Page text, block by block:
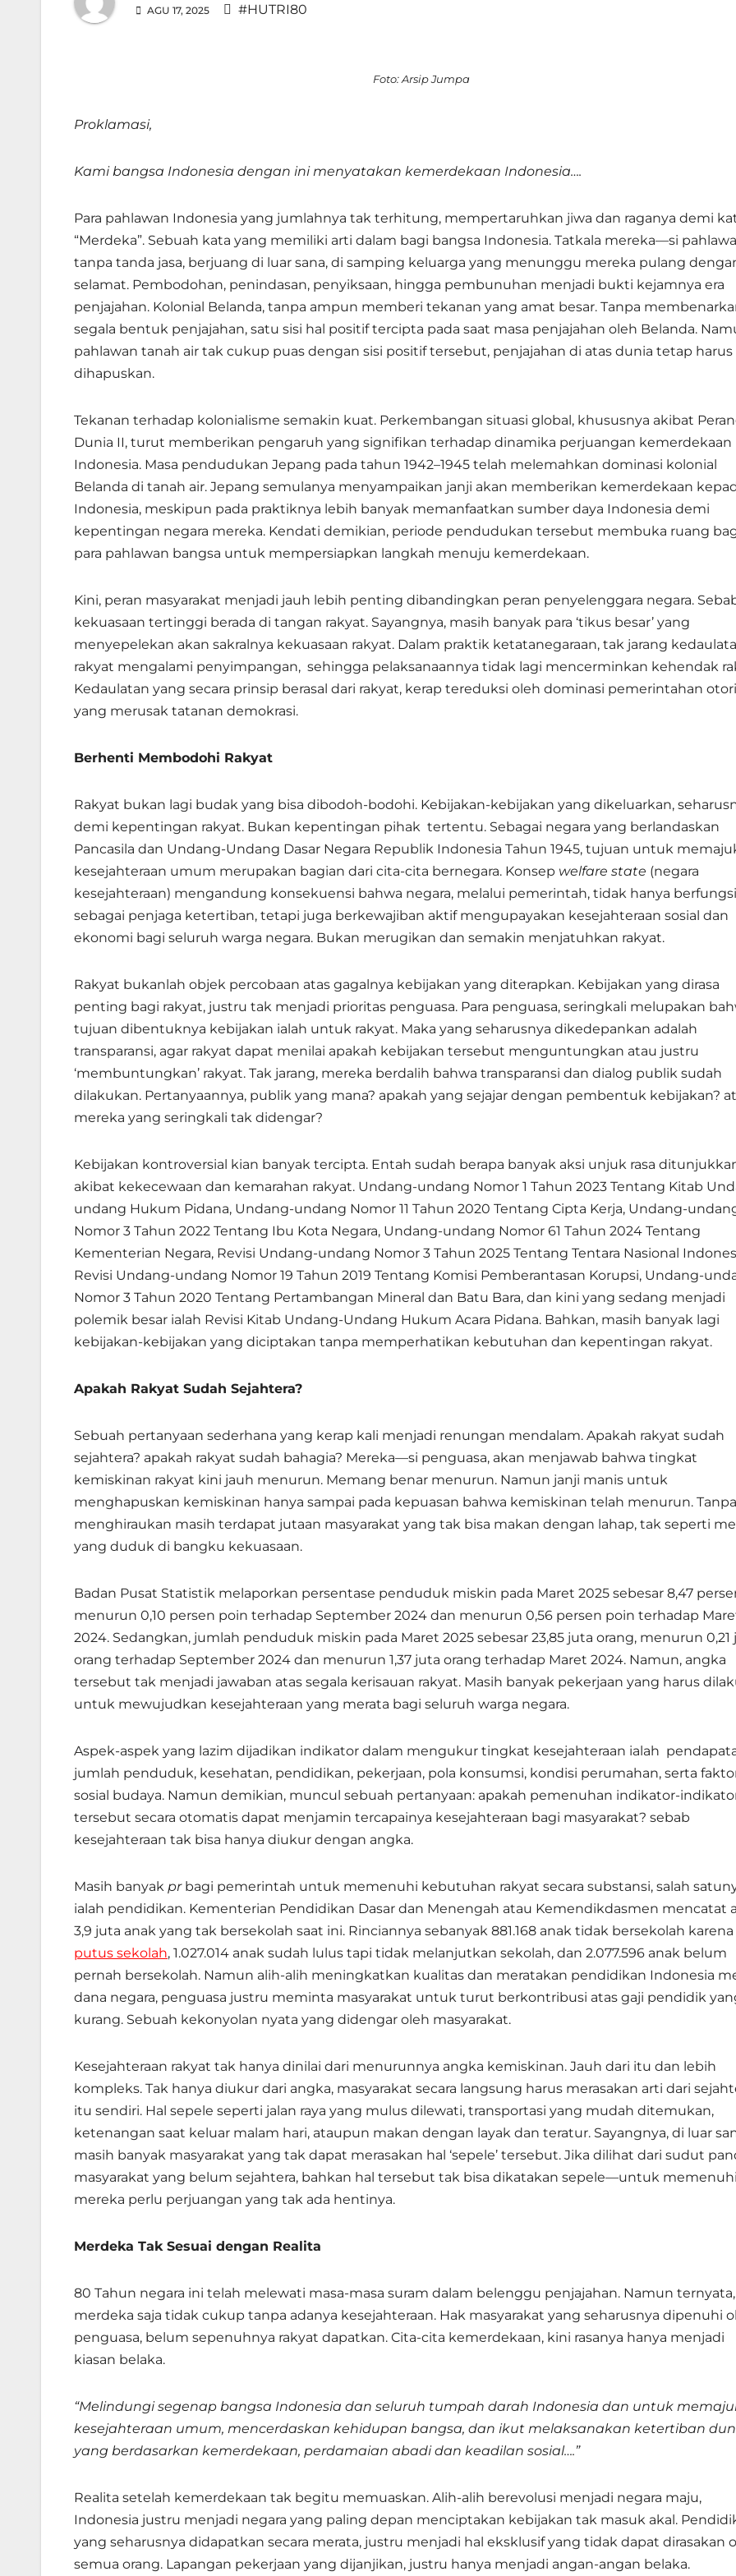
AGU 17, 2025 #HUTRI80
Foto: Arsip Jumpa
Proklamasi,
Kami bangsa Indonesia dengan ini menyatakan kemerdekaan Indonesia….
Para pahlawan Indonesia yang jumlahnya tak terhitung, mempertaruhkan jiwa dan raganya demi
“Merdeka”. Sebuah kata yang memiliki arti dalam bagi bangsa Indonesia. Tatkala mereka—si
tanpa tanda jasa, berjuang di luar sana, di samping keluarga yang menunggu mereka pulang
selamat. Pembodohan, penindasan, penyiksaan, hingga pembunuhan menjadi bukti kejamnya era
penjajahan. Kolonial Belanda, tanpa ampun memberi tekanan yang amat besar. Tanpa
segala bentuk penjajahan, satu sisi hal positif tercipta pada saat masa penjajahan oleh Belanda.
pahlawan tanah air tak cukup puas dengan sisi positif tersebut, penjajahan di atas dunia tetap harus
dihapuskan.
Tekanan terhadap kolonialisme semakin kuat. Perkembangan situasi global, khususnya akibat
Dunia II, turut memberikan pengaruh yang signifikan terhadap dinamika perjuangan kemerdekaan
Indonesia. Masa pendudukan Jepang pada tahun 1942–1945 telah melemahkan dominasi kolonial
Belanda di tanah air. Jepang semulanya menyampaikan janji akan memberikan kemerdekaan
Indonesia, meskipun pada praktiknya lebih banyak memanfaatkan sumber daya Indonesia demi
kepentingan negara mereka. Kendati demikian, periode pendudukan tersebut membuka ruang
para pahlawan bangsa untuk mempersiapkan langkah menuju kemerdekaan.
Kini, peran masyarakat menjadi jauh lebih penting dibandingkan peran penyelenggara negara.
kekuasaan tertinggi berada di tangan rakyat. Sayangnya, masih banyak para ‘tikus besar’ yang
menyepelekan akan sakralnya kekuasaan rakyat. Dalam praktik ketatanegaraan, tak jarang
rakyat mengalami penyimpangan, sehingga pelaksanaannya tidak lagi mencerminkan kehendak
Kedaulatan yang secara prinsip berasal dari rakyat, kerap tereduksi oleh dominasi pemerintahan
yang merusak tatanan demokrasi.
Berhenti Membodohi Rakyat
Rakyat bukan lagi budak yang bisa dibodoh-bodohi. Kebijakan-kebijakan yang dikeluarkan,
demi kepentingan rakyat. Bukan kepentingan pihak tertentu. Sebagai negara yang berlandaskan
Pancasila dan Undang-Undang Dasar Negara Republik Indonesia Tahun 1945, tujuan untuk
kesejahteraan umum merupakan bagian dari cita-cita bernegara. Konsep welfare state (negara
kesejahteraan) mengandung konsekuensi bahwa negara, melalui pemerintah, tidak hanya berfungsi
sebagai penjaga ketertiban, tetapi juga berkewajiban aktif mengupayakan kesejahteraan sosial dan
ekonomi bagi seluruh warga negara. Bukan merugikan dan semakin menjatuhkan rakyat.
Rakyat bukanlah objek percobaan atas gagalnya kebijakan yang diterapkan. Kebijakan yang dirasa
penting bagi rakyat, justru tak menjadi prioritas penguasa. Para penguasa, seringkali melupakan
tujuan dibentuknya kebijakan ialah untuk rakyat. Maka yang seharusnya dikedepankan adalah
transparansi, agar rakyat dapat menilai apakah kebijakan tersebut menguntungkan atau justru
‘membuntungkan’ rakyat. Tak jarang, mereka berdalih bahwa transparansi dan dialog publik sudah
dilakukan. Pertanyaannya, publik yang mana? apakah yang sejajar dengan pembentuk kebijakan?
mereka yang seringkali tak didengar?
Kebijakan kontroversial kian banyak tercipta. Entah sudah berapa banyak aksi unjuk rasa
akibat kekecewaan dan kemarahan rakyat. Undang-undang Nomor 1 Tahun 2023 Tentang Kitab
undang Hukum Pidana, Undang-undang Nomor 11 Tahun 2020 Tentang Cipta Kerja, Undang-
Nomor 3 Tahun 2022 Tentang Ibu Kota Negara, Undang-undang Nomor 61 Tahun 2024 Tentang
Kementerian Negara, Revisi Undang-undang Nomor 3 Tahun 2025 Tentang Tentara Nasional
Revisi Undang-undang Nomor 19 Tahun 2019 Tentang Komisi Pemberantasan Korupsi, Undang-
Nomor 3 Tahun 2020 Tentang Pertambangan Mineral dan Batu Bara, dan kini yang sedang menjadi
polemik besar ialah Revisi Kitab Undang-Undang Hukum Acara Pidana. Bahkan, masih banyak lagi
kebijakan-kebijakan yang diciptakan tanpa memperhatikan kebutuhan dan kepentingan rakyat.
Apakah Rakyat Sudah Sejahtera?
Sebuah pertanyaan sederhana yang kerap kali menjadi renungan mendalam. Apakah rakyat sudah
sejahtera? apakah rakyat sudah bahagia? Mereka—si penguasa, akan menjawab bahwa tingkat
kemiskinan rakyat kini jauh menurun. Memang benar menurun. Namun janji manis untuk
menghapuskan kemiskinan hanya sampai pada kepuasan bahwa kemiskinan telah menurun. Tanpa
menghiraukan masih terdapat jutaan masyarakat yang tak bisa makan dengan lahap, tak seperti
yang duduk di bangku kekuasaan.
Badan Pusat Statistik melaporkan persentase penduduk miskin pada Maret 2025 sebesar 8,47
menurun 0,10 persen poin terhadap September 2024 dan menurun 0,56 persen poin terhadap
2024. Sedangkan, jumlah penduduk miskin pada Maret 2025 sebesar 23,85 juta orang, menurun 0,21
orang terhadap September 2024 dan menurun 1,37 juta orang terhadap Maret 2024. Namun, angka
tersebut tak menjadi jawaban atas segala kerisauan rakyat. Masih banyak pekerjaan yang harus
untuk mewujudkan kesejahteraan yang merata bagi seluruh warga negara.
Aspek-aspek yang lazim dijadikan indikator dalam mengukur tingkat kesejahteraan ialah
jumlah penduduk, kesehatan, pendidikan, pekerjaan, pola konsumsi, kondisi perumahan, serta
sosial budaya. Namun demikian, muncul sebuah pertanyaan: apakah pemenuhan indikator-
tersebut secara otomatis dapat menjamin tercapainya kesejahteraan bagi masyarakat? sebab
kesejahteraan tak bisa hanya diukur dengan angka.
Masih banyak pr bagi pemerintah untuk memenuhi kebutuhan rakyat secara substansi, salah
ialah pendidikan. Kementerian Pendidikan Dasar dan Menengah atau Kemendikdasmen mencatat
3,9 juta anak yang tak bersekolah saat ini. Rinciannya sebanyak 881.168 anak tidak bersekolah karena
putus sekolah, 1.027.014 anak sudah lulus tapi tidak melanjutkan sekolah, dan 2.077.596 anak belum
pernah bersekolah. Namun alih-alih meningkatkan kualitas dan meratakan pendidikan Indonesia
dana negara, penguasa justru meminta masyarakat untuk turut berkontribusi atas gaji pendidik
kurang. Sebuah kekonyolan nyata yang didengar oleh masyarakat.
Kesejahteraan rakyat tak hanya dinilai dari menurunnya angka kemiskinan. Jauh dari itu dan lebih
kompleks. Tak hanya diukur dari angka, masyarakat secara langsung harus merasakan arti dari
itu sendiri. Hal sepele seperti jalan raya yang mulus dilewati, transportasi yang mudah ditemukan,
ketenangan saat keluar malam hari, ataupun makan dengan layak dan teratur. Sayangnya, di luar
masih banyak masyarakat yang tak dapat merasakan hal ‘sepele’ tersebut. Jika dilihat dari sudut
masyarakat yang belum sejahtera, bahkan hal tersebut tak bisa dikatakan sepele—untuk
mereka perlu perjuangan yang tak ada hentinya.
Merdeka Tak Sesuai dengan Realita
80 Tahun negara ini telah melewati masa-masa suram dalam belenggu penjajahan. Namun ternyata,
merdeka saja tidak cukup tanpa adanya kesejahteraan. Hak masyarakat yang seharusnya dipenuhi
penguasa, belum sepenuhnya rakyat dapatkan. Cita-cita kemerdekaan, kini rasanya hanya menjadi
kiasan belaka.
“Melindungi segenap bangsa Indonesia dan seluruh tumpah darah Indonesia dan untuk
kesejahteraan umum, mencerdaskan kehidupan bangsa, dan ikut melaksanakan ketertiban
yang berdasarkan kemerdekaan, perdamaian abadi dan keadilan sosial….”
Realita setelah kemerdekaan tak begitu memuaskan. Alih-alih berevolusi menjadi negara maju,
Indonesia justru menjadi negara yang paling depan menciptakan kebijakan tak masuk akal.
yang seharusnya didapatkan secara merata, justru menjadi hal eksklusif yang tidak dapat dirasakan
semua orang. Lapangan pekerjaan yang dijanjikan, justru hanya menjadi angan-angan belaka.